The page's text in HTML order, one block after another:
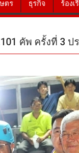
ตร ธุรกิจ ร้องเ
คัพ ครั้งที่ 3 ป